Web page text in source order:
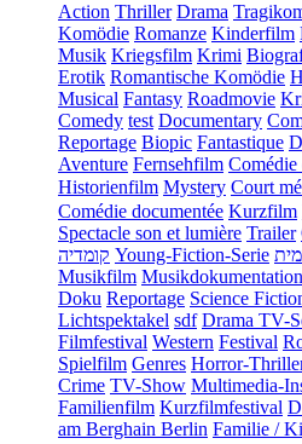
Action Thriller Drama
Komödie Romanze Kinderfilm
Musik Kriegsfilm Krimi
Erotik Romantische Komödie
Musical Fantasy Roadmovie
Comedy test Documentary
Reportage Biopic Fantastique
Aventure Fernsehfilm Comédie
Historienfilm Mystery Court
Comédie documentée Kurzfilm
Spectacle son et lumière Trailer
קומדיה Young-Fiction-Serie
Musikfilm Musikdokumentation
Doku Reportage Science
Lichtspektakel sdf Drama TV-
Filmfestival Western Festival
Spielfilm Genres Horror-
Crime TV-Show Multimedia-
Familienfilm Kurzfilmfestival
am Berghain Berlin Familie /